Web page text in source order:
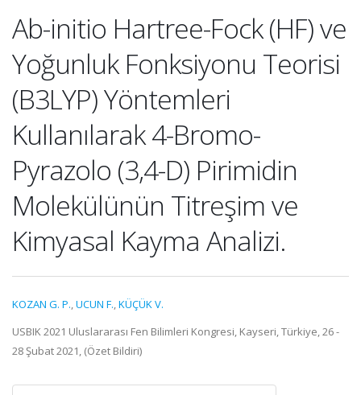
Ab-initio Hartree-Fock (HF) ve
Yoğunluk Fonksiyonu Teorisi
(B3LYP) Yöntemleri
Kullanılarak 4-Bromo-
Pyrazolo (3,4-D) Pirimidin
Molekülünün Titreşim ve
Kimyasal Kayma Analizi.
KOZAN G. P.,UCUN F.,KÜÇÜK V.
USBIK 2021 Uluslararası Fen Bilimleri Kongresi, Kayseri, Türkiye, 26 -
28 Şubat 2021, (Özet Bildiri)